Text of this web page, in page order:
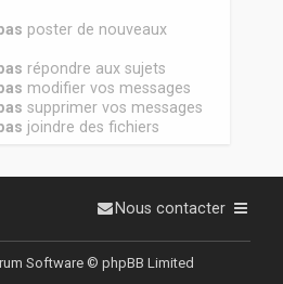
poster de nouveaux
répondre aux sujets
modifier vos messages
supprimer vos messages
joindre des fichiers
Nous contacter
Software © phpBB Limited